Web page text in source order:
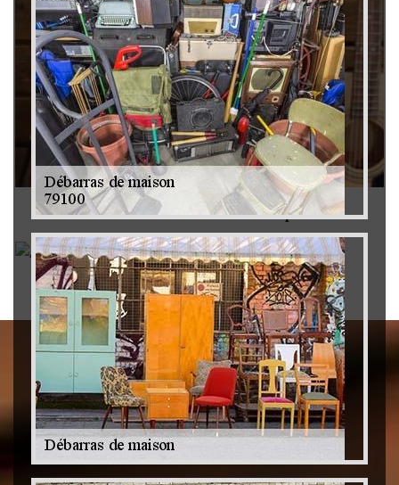
Rachat instrument de musique 79
Achat antiquité 79